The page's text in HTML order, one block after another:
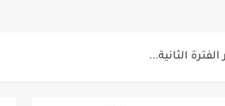
الثانية...